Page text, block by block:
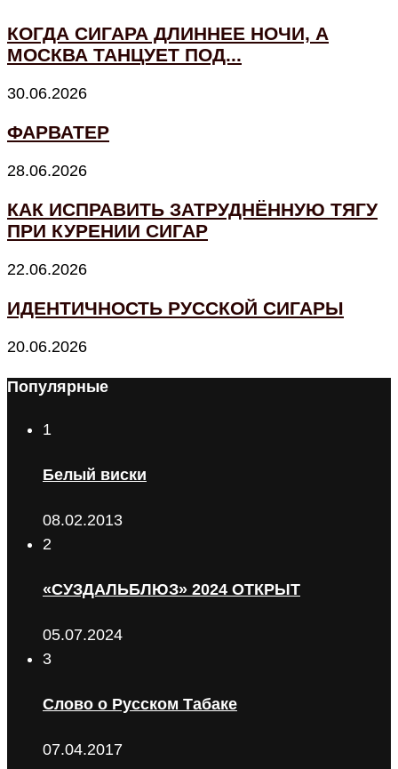
КОГДА СИГАРА ДЛИННЕЕ НОЧИ, А
МОСКВА ТАНЦУЕТ ПОД...
30.06.2026
ФАРВАТЕР
28.06.2026
КАК ИСПРАВИТЬ ЗАТРУДНЁННУЮ ТЯГУ
ПРИ КУРЕНИИ СИГАР
22.06.2026
ИДЕНТИЧНОСТЬ РУССКОЙ СИГАРЫ
20.06.2026
Популярные
1
Белый виски
08.02.2013
2
«СУЗДАЛЬБЛЮЗ» 2024 ОТКРЫТ
05.07.2024
3
Слово о Русском Табаке
07.04.2017